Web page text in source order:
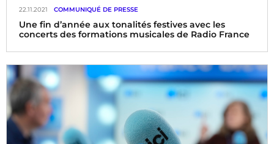
Une fin d’année aux tonalités festives avec les
concerts des formations musicales de Radio France
22.11.2021 COMMUNIQUÉ DE PRESSE